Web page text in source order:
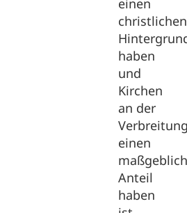
einen
christlichen
haben
und
Kirchen
an der
einen
Anteil
haben